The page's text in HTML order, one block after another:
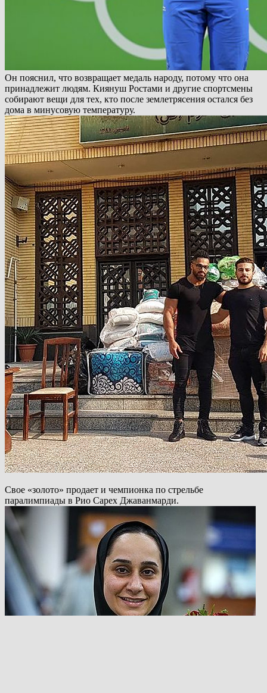
Он пояснил, что возвращает медаль народу, потому что она
принадлежит людям. Киянуш Ростами и другие спортсмены
собирают вещи для тех, кто после землетрясения остался без
дома в минусовую температуру.
Свое «золото» продает и чемпионка по стрельбе
паралимпиады в Рио Сарех Джаванмарди.